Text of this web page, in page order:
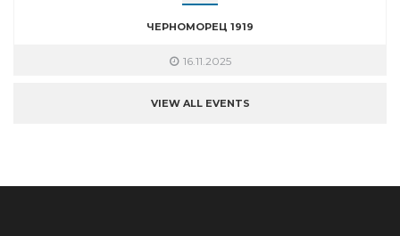
ЧЕРНОМОРЕЦ 1919
16.11.2025
VIEW ALL EVENTS